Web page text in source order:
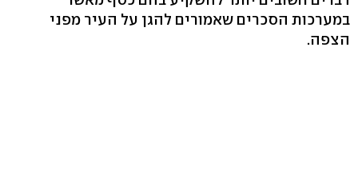
במערכות הסכרים שאמורים להגן על העיר מפני
הצפה.